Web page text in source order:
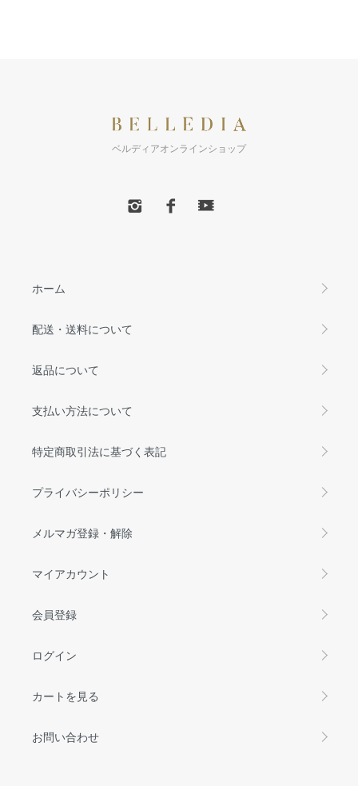
ベルディアオンラインショップ
ホーム
配送・送料について
返品について
支払い方法について
特定商取引法に基づく表記
プライバシーポリシー
メルマガ登録・解除
マイアカウント
会員登録
ログイン
カートを見る
お問い合わせ